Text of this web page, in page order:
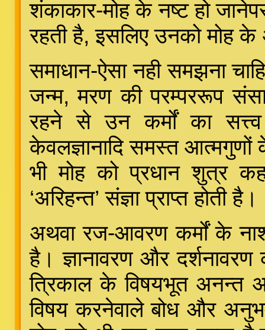
शंकाकार-मोह के नष्ट हो
रहती है, इसलिए उनको मोह के
समाधान-ऐसा नही समझना
जन्म, मरण की परम्पररूप
रहने से उन कर्मों का
केवलज्ञानादि समस्त आत्मगुणों
भी मोह को प्रधान शुत्र
‘अरिहन्त’ संज्ञा प्राप्त होती है।
अथवा रज-आवरण कर्मों के नाश
है। ज्ञानावरण और
त्रिकाल के विषयभूत अनन्त
विषय करनेवाले बोध और